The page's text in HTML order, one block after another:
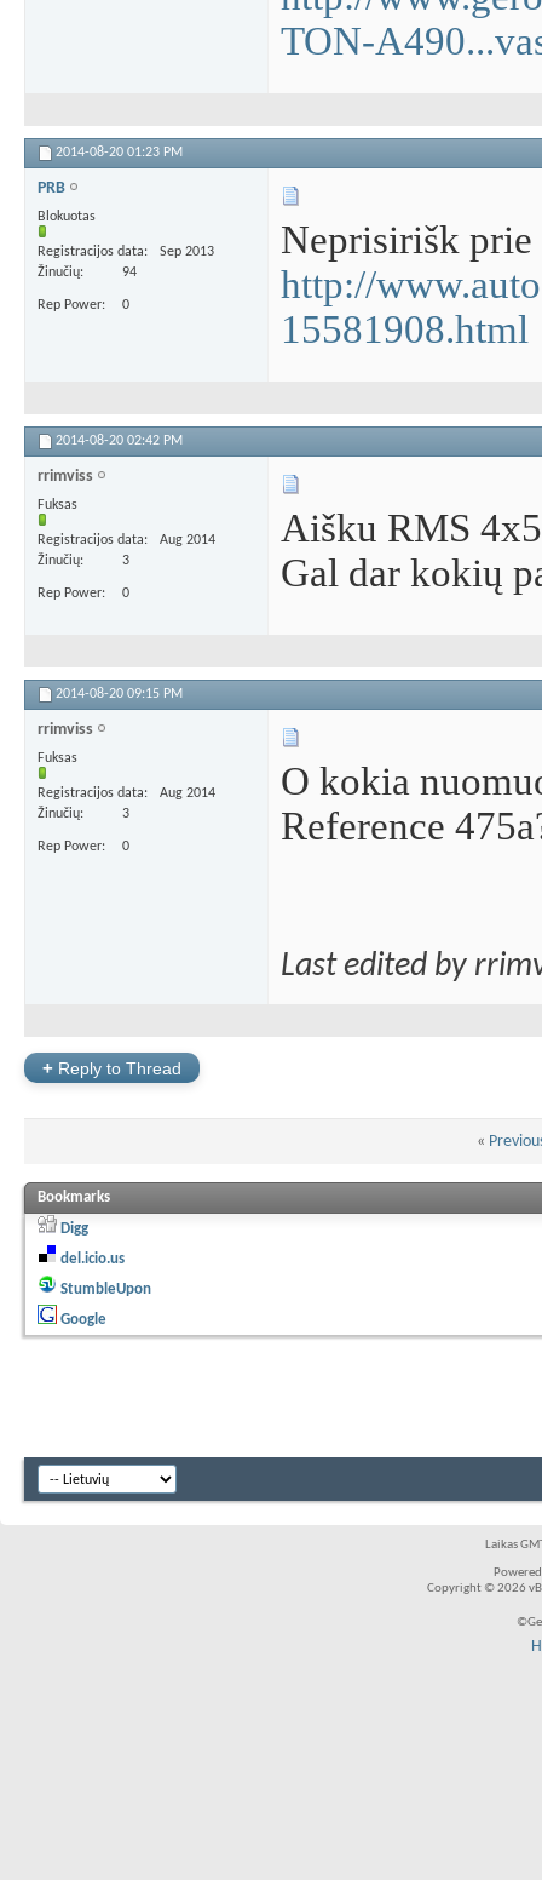
TON-
2014-08-20 01:23 PM
PRB
Blokuotas
Registracijos data
Sep 2013
Žinučių
94
Rep Power 0
Neprisirišk
http://
15581908.html
2014-08-20 02:42 PM
rrimviss
Fuksas
Registracijos data
Aug 2014
Žinučių
3
Rep Power 0
Aišku RMS
Gal dar kokių
2014-08-20 09:15 PM
rrimviss
Fuksas
Registracijos data
Aug 2014
Žinučių
3
Rep Power 0
O kokia
Reference
Last edited by
+ Reply to Thread
«
Bookmarks
Digg
del.icio.us
StumbleUpon
Google
Laikas
Copyright © 2026